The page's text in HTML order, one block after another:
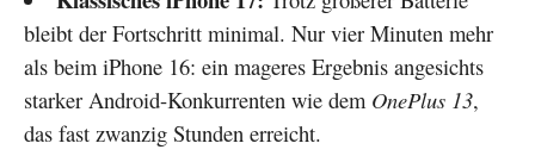
bleibt der Fortschritt minimal. Nur vier Minuten mehr
als beim iPhone 16: ein mageres Ergebnis angesichts
starker Android-Konkurrenten wie dem OnePlus 13,
das fast zwanzig Stunden erreicht.